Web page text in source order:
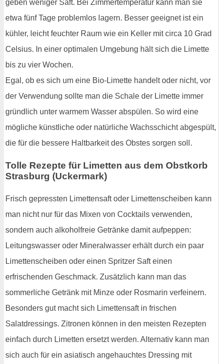
geben weniger Saft. Bei Zimmertemperatur kann man sie
etwa fünf Tage problemlos lagern. Besser geeignet ist ein
kühler, leicht feuchter Raum wie ein Keller mit circa 10 Grad
Celsius. In einer optimalen Umgebung hält sich die Limette
bis zu vier Wochen.
Egal, ob es sich um eine Bio-Limette handelt oder nicht, vor
der Verwendung sollte man die Schale der Limette immer
gründlich unter warmem Wasser abspülen. So wird eine
mögliche künstliche oder natürliche Wachsschicht abgespült,
die für die bessere Haltbarkeit des Obstes sorgen soll.
Tolle Rezepte für Limetten aus dem Obstkorb
Strasburg (Uckermark)
Frisch gepressten Limettensaft oder Limettenscheiben kann
man nicht nur für das Mixen von Cocktails verwenden,
sondern auch alkoholfreie Getränke damit aufpeppen:
Leitungswasser oder Mineralwasser erhält durch ein paar
Limettenscheiben oder einen Spritzer Saft einen
erfrischenden Geschmack. Zusätzlich kann man das
sommerliche Getränk mit Minze oder Rosmarin verfeinern.
Besonders gut macht sich Limettensaft in frischen
Salatdressings. Zitronen können in den meisten Rezepten
einfach durch Limetten ersetzt werden. Alternativ kann man
sich auch für ein asiatisch angehauchtes Dressing mit